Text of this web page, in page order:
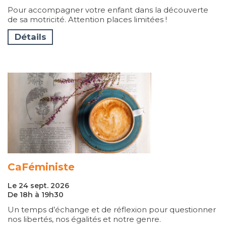
Pour accompagner votre enfant dans la découverte
de sa motricité. Attention places limitées !
Détails
CaFéministe
Le 24 sept. 2026
De 18h à 19h30
Un temps d’échange et de réflexion pour questionner
nos libertés, nos égalités et notre genre.